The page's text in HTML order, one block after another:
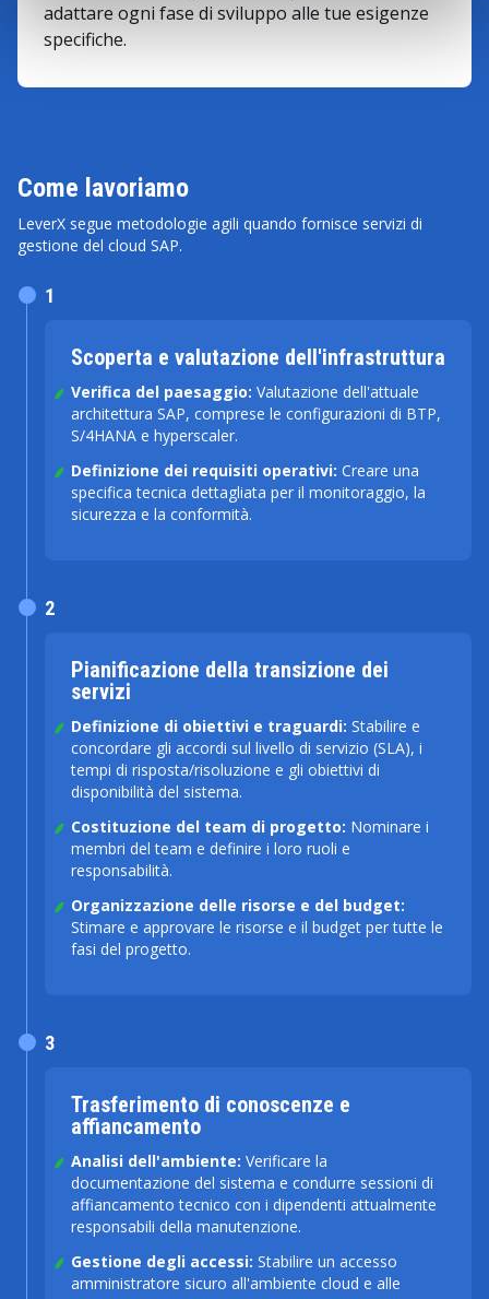
adattare ogni fase di sviluppo alle tue esigenze
specifiche.
Come lavoriamo
LeverX segue metodologie agili quando fornisce servizi di
gestione del cloud SAP.
Scoperta e valutazione dell'infrastruttura
Verifica del paesaggio: Valutazione dell'attuale
architettura SAP, comprese le configurazioni di BTP,
S/4HANA e hyperscaler.
Definizione dei requisiti operativi: Creare una
specifica tecnica dettagliata per il monitoraggio, la
sicurezza e la conformità.
1
Pianificazione della transizione dei
servizi
Definizione di obiettivi e traguardi: Stabilire e
concordare gli accordi sul livello di servizio (SLA), i
tempi di risposta/risoluzione e gli obiettivi di
disponibilità del sistema.
Costituzione del team di progetto: Nominare i
membri del team e definire i loro ruoli e
responsabilità.
Organizzazione delle risorse e del budget:
Stimare e approvare le risorse e il budget per tutte le
fasi del progetto.
2
Trasferimento di conoscenze e
affiancamento
Analisi dell'ambiente: Verificare la
documentazione del sistema e condurre sessioni di
affiancamento tecnico con i dipendenti attualmente
responsabili della manutenzione.
Gestione degli accessi: Stabilire un accesso
amministratore sicuro all'ambiente cloud e alle
3